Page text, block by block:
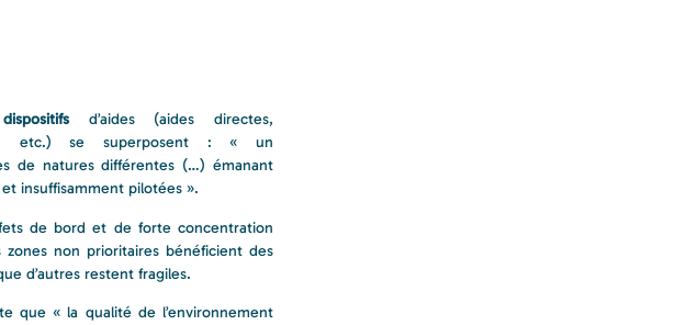
d’aides (aides directes,
etc.) se superposent : « un
de natures différentes (…) émanant
insuffisamment pilotées ».
de bord et de forte concentration
non prioritaires bénéficient des
d’autres restent fragiles.
que « la qualité de l’environnement